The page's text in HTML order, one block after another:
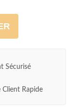
Sécurisé
Client Rapide